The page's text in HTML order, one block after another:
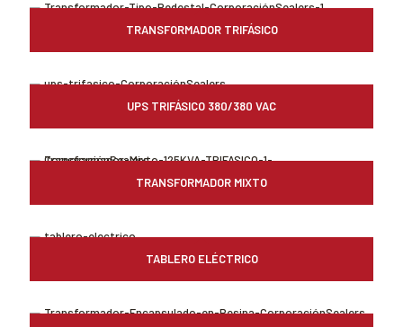
TRANSFORMADOR TRIFÁSICO
UPS TRIFÁSICO 380/380 VAC
TRANSFORMADOR MIXTO
TABLERO ELÉCTRICO